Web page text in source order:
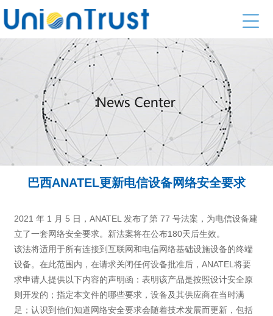
巴西ANATEL更新电信设备网络安全要求
2021 年 1 月 5 日，ANATEL 发布了第 77 号法案，为电信设备建
立了一套网络安全要求。新法案将在公布180天后生效。
该法将适用于所有连接到互联网和电信网络基础设施设备的终端
设备。在此范围内，在请求关闭任何设备批准后，ANATEL将要
求申请人提供以下内容的声明函：表明该产品是按照设计安全原
则开发的；指定本文件的哪些要求，设备及其供应商在当时满
足；认识到他们知道网络安全要求会随着技术发展而更新，包括